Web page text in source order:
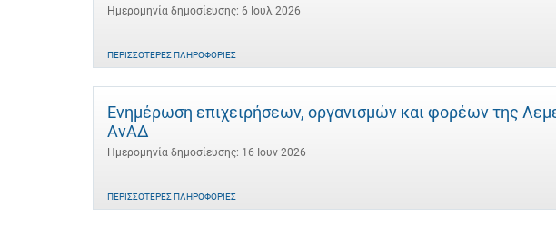
Ημερομηνία δημοσίευσης: 6 Ιουλ 2026
ΠΕΡΙΣΣΌΤΕΡΕΣ ΠΛΗΡΟΦΟΡΊΕΣ
Ενημέρωση επιχειρήσεων, οργανισμών και φορέων της
ΑνΑΔ
Ημερομηνία δημοσίευσης: 16 Ιουν 2026
ΠΕΡΙΣΣΌΤΕΡΕΣ ΠΛΗΡΟΦΟΡΊΕΣ